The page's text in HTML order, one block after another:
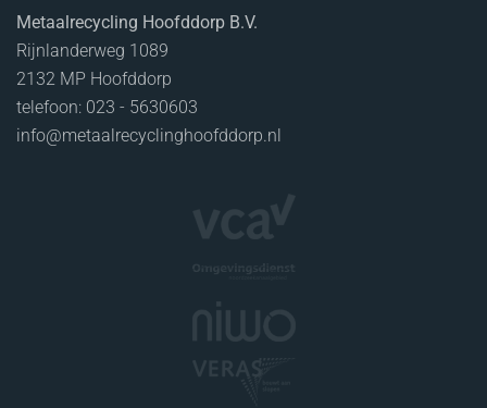
Metaalrecycling Hoofddorp B.V.
Rijnlanderweg 1089
2132 MP Hoofddorp
telefoon: 023 - 5630603
info@metaalrecyclinghoofddorp.nl